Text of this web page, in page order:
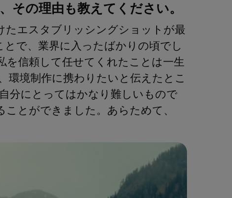
その理由も教えてください。
たエスタブリッシングショットが最
で、業界に入ったばかりの頃でし
を信頼して任せてくれたことは一生
境制作に携わりたいと伝えたとこ
分にとってはかなり難しいもので
とができました。あらためて、